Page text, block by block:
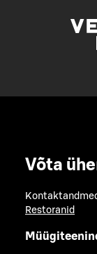
Võta
Restoranid